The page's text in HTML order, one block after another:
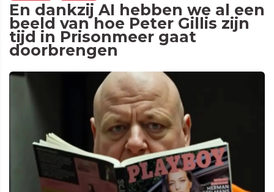
En dankzij AI hebben we al een
beeld van hoe Peter Gillis zijn
tijd in Prisonmeer gaat
doorbrengen